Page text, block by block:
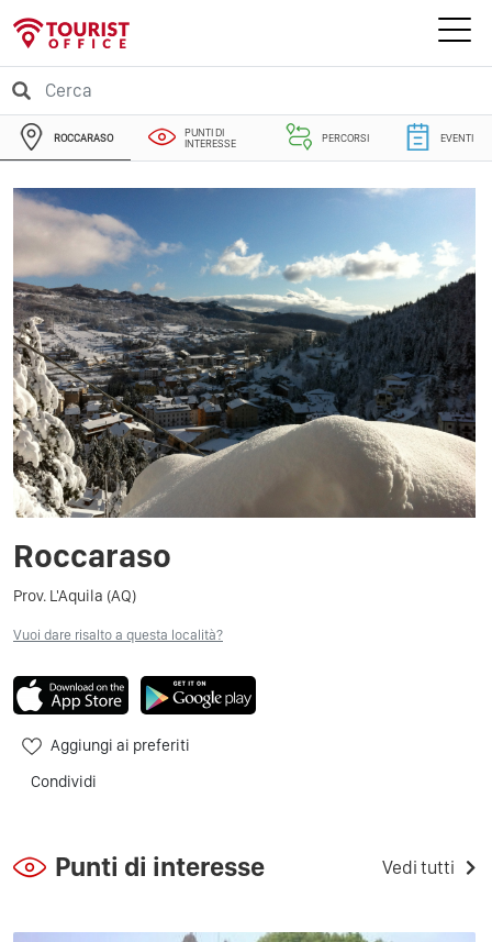
ROCCARASO
PUNTI DI
INTERESSE
PERCORSI EVENTI
Roccaraso
Prov. L'Aquila (AQ)
Vuoi dare risalto a questa località?
Aggiungi ai preferiti
Condividi
Punti di interesse Vedi tutti